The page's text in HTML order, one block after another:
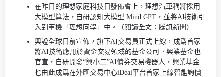
在昨日的理想家庭科技日發佈會上，理想汽車稱將採用
大模型算法，自研認知大模型 Mind GPT，並將AI技術引
入到車機「理想同學」中。（閱讀全文：騰訊新聞）
興證全球日前宣佈，旗下AI交易員正式上線，成爲首家
將AI技術應用於資金交易領域的基金公司。興業基金也
官宣，自研開發“興小二”AI債券交易機器人，興業基金
也由此成爲在外匯交易中心iDeal平台首家上線智能詢價